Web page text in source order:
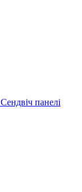
Сендвіч панелі